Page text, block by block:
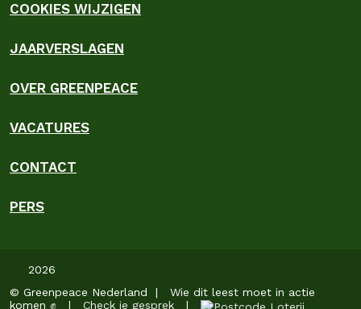
COOKIES WIJZIGEN
JAARVERSLAGEN
OVER GREENPEACE
VACATURES
CONTACT
PERS
2026
© Greenpeace Nederland | Wie dit leest moet in actie
komen ✊ | Check je gesprek |